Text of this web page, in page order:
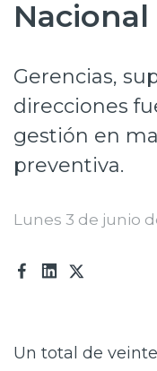
Operaciones
Sustentabilidad
Innovación
Inversionistas
Prensa
Proveedores
Gerencias,
direcciones
gestión en
preventiva.
Lunes 3 de junio
Un total de